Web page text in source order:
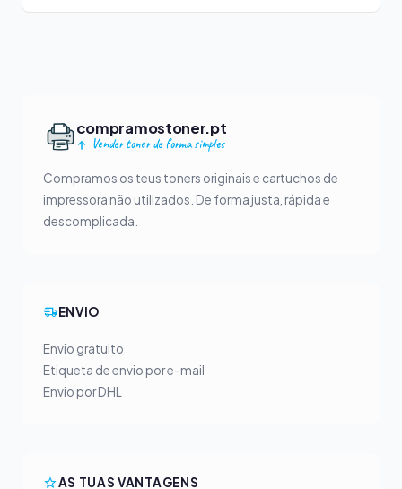
compramostoner.pt
Vender toner de forma simples
Compramos os teus toners originais e cartuchos de
impressora não utilizados. De forma justa, rápida e
descomplicada.
ENVIO
Envio gratuito
Etiqueta de envio por e-mail
Envio por DHL
AS TUAS VANTAGENS